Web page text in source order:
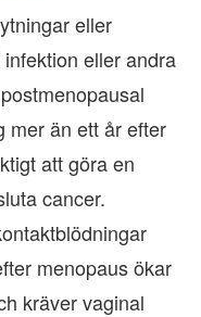
eller
eller andra
mer än ett år efter
att göra en
cancer.
menopaus ökar
kräver vaginal